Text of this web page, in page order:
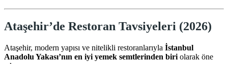
Ataşehir’de Restoran Tavsiyeleri (2026)
Ataşehir, modern yapısı ve nitelikli restoranlarıyla İstanbul
Anadolu Yakası’nın en iyi yemek semtlerinden biri olarak öne